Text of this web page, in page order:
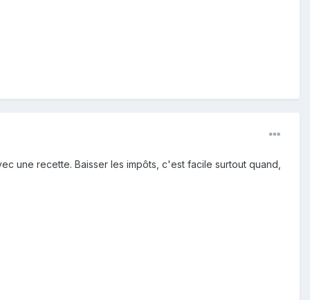
une recette. Baisser les impôts, c'est facile surtout quand,